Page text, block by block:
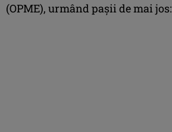
(OPME), urmând pașii de mai jos: